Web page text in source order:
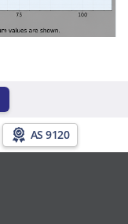
AS 9120